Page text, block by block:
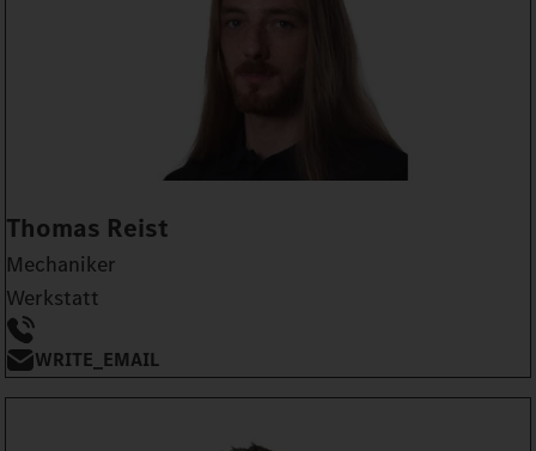
Thomas Reist
Mechaniker
Werkstatt
WRITE_EMAIL